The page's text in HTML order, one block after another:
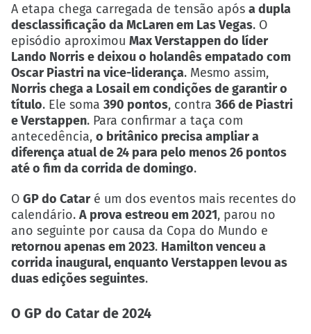
A etapa chega carregada de tensão após a dupla
desclassificação da McLaren em Las Vegas. O
episódio aproximou Max Verstappen do líder
Lando Norris e deixou o holandês empatado com
Oscar Piastri na vice-liderança. Mesmo assim,
Norris chega a Losail em condições de garantir o
título. Ele soma 390 pontos, contra 366 de Piastri
e Verstappen. Para confirmar a taça com
antecedência, o britânico precisa ampliar a
diferença atual de 24 para pelo menos 26 pontos
até o fim da corrida de domingo.
O GP do Cataré um dos eventos mais recentes do
calendário. A prova estreou em 2021, parou no
ano seguinte por causa da Copa do Mundo e
retornou apenas em 2023. Hamilton venceu a
corrida inaugural, enquanto Verstappen levou as
duas edições seguintes.
O GP do Catar de 2024